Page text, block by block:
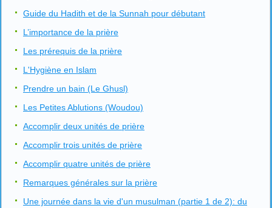
Guide du Hadith et de la Sunnah pour débutant
L’importance de la prière
Les prérequis de la prière
L'Hygiène en Islam
Prendre un bain (Le Ghusl)
Les Petites Ablutions (Woudou)
Accomplir deux unités de prière
Accomplir trois unités de prière
Accomplir quatre unités de prière
Remarques générales sur la prière
Une journée dans la vie d'un musulman (partie 1 de 2): du